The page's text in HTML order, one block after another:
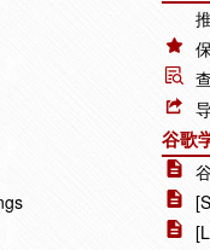
谷歌